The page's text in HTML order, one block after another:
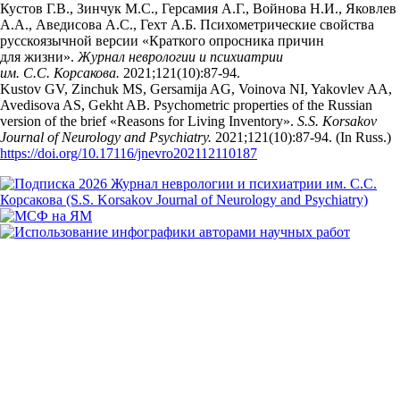
Кустов Г.В., Зинчук М.С., Герсамия А.Г., Войнова Н.И., Яковлев
А.А., Аведисова А.С., Гехт А.Б. Психометрические свойства
русскоязычной версии «Краткого опросника причин
для жизни». Журнал неврологии и психиатрии
им. С.С. Корсакова. 2021;121(10):87‑94.
Kustov GV, Zinchuk MS, Gersamija AG, Voinova NI, Yakovlev AA,
Avedisova AS, Gekht AB. Psychometric properties of the Russian
version of the brief «Reasons for Living Inventory». S.S. Korsakov
Journal of Neurology and Psychiatry. 2021;121(10):87‑94. (In Russ.)
https://doi.org/10.17116/jnevro202112110187